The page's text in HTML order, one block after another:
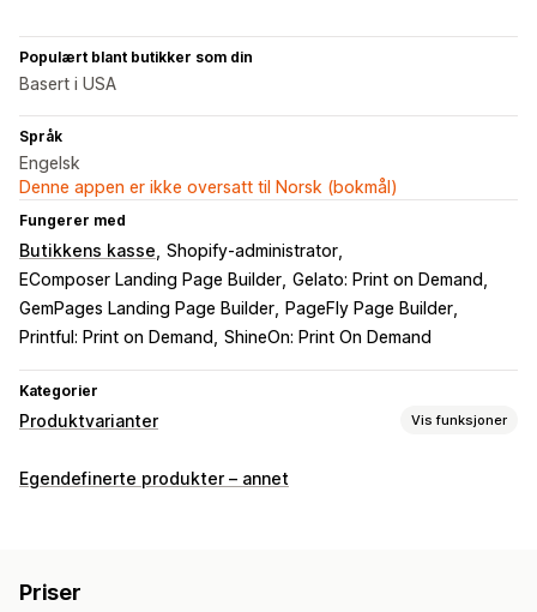
Populært blant butikker som din
Basert i USA
Språk
Engelsk
Denne appen er ikke oversatt til Norsk (bokmål)
Fungerer med
Butikkens kasse Shopify-administrator
EComposer Landing Page Builder Gelato: Print on Demand
GemPages Landing Page Builder
PageFly Page Builder
Printful: Print on Demand
ShineOn: Print On Demand
Kategorier
Produktvarianter Vis funksjoner
Tilpasning
Tilpasset CSS
Egendefinerte produkter – annet
Priser